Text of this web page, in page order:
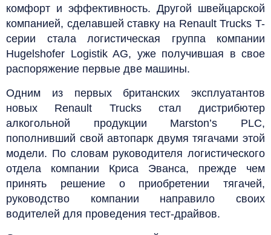
комфорт и эффективность. Другой швейцарской
компанией, сделавшей ставку на Renault Trucks T-
серии стала логистическая группа компании
Hugelshofer Logistik AG, уже получившая в свое
распоряжение первые две машины.
Одним из первых британских эксплуатантов
новых Renault Trucks стал дистрибютер
алкогольной продукции Marston’s PLC,
пополнивший свой автопарк двумя тягачами этой
модели. По словам руководителя логистического
отдела компании Криса Эванса, прежде чем
принять решение о приобретении тягачей,
руководство компании направило своих
водителей для проведения тест-драйвов.